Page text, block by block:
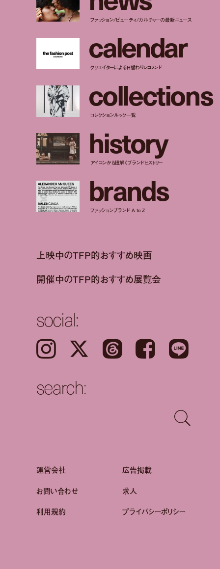
ファッション/ビューティ/カルチャーの最新ニュース
calendar
クリエイターによる日替わりレコメンド
collections
コレクションルック一覧
history
アイコンから紐解くブランドヒストリー
brands
ファッションブランド A to Z
上映中のTFP的おすすめ映画
開催中のTFP的おすすめ展覧会
social:
Instagram 𝕏 Threads Facebook LINE
search:
運営会社
広告掲載
お問い合わせ
求人
利用規約 プライバシーポリシー